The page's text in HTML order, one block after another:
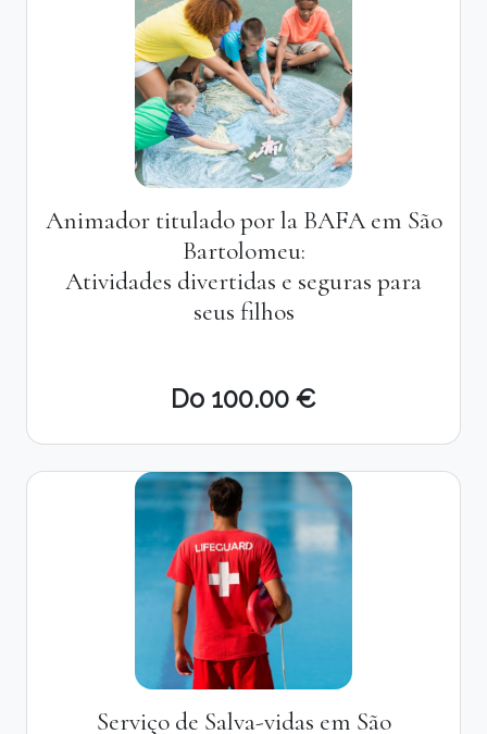
Animador titulado por la BAFA em São
Bartolomeu:
Atividades divertidas e seguras para
seus filhos
Do 100.00 €
Serviço de Salva-vidas em São